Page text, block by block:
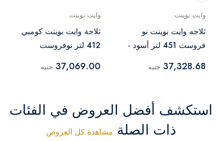
وايت بوينت
ثلاجه وايت بوينت نو
فروست 451 لتر أسود -
37,328.68 جنيه
وايت بوينت
ثلاجة وايت بوينت كومبي
412 لتر نوفروست
WPRC462DX
37,069.00 جنيه
استكشف أفضل العروض في الفئات
ذات الصلة مشاهدة كل العروض